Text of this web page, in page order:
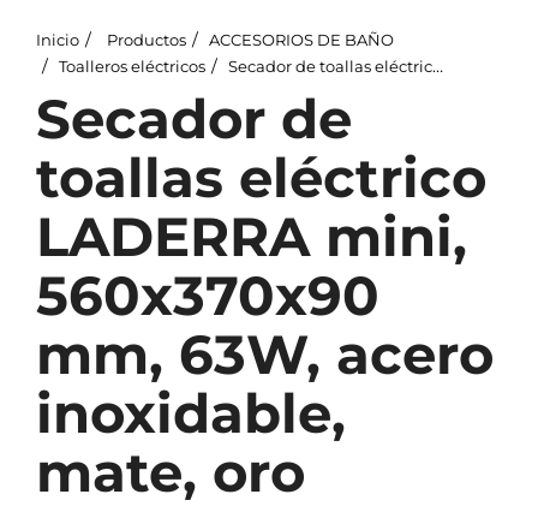
Inicio Productos
ACCESORIOS DE BAÑO
Toalleros eléctricos
Secador de toallas eléctrico LADERRA mini, 560x370x90 mm, 63W, acero inoxidable, mate, oro
Secador de
toallas eléctrico
LADERRA mini,
560x370x90
mm, 63W, acero
inoxidable,
mate, oro